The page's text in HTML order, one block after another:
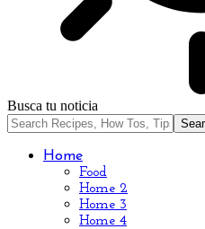
Busca tu noticia
Home
Food
Home 2
Home 3
Home 4